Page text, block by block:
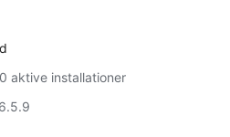
aktive installationer